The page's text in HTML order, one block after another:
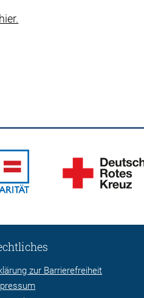
hier.
zur Barrierefreiheit